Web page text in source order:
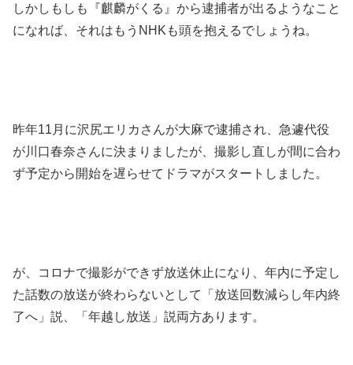
しかしもしも『麒麟がくる』から逮捕者が出るようなこと
になれば、それはもうNHKも頭を抱えるでしょうね。
昨年11月に沢尻エリカさんが大麻で逮捕され、急遽代役
が川口春奈さんに決まりましたが、撮影し直しが間に合わ
ず予定から開始を遅らせてドラマがスタートしました。
が、コロナで撮影ができず放送休止になり、年内に予定し
た話数の放送が終わらないとして「放送回数減らし年内終
了へ」説、「年越し放送」説両方あります。